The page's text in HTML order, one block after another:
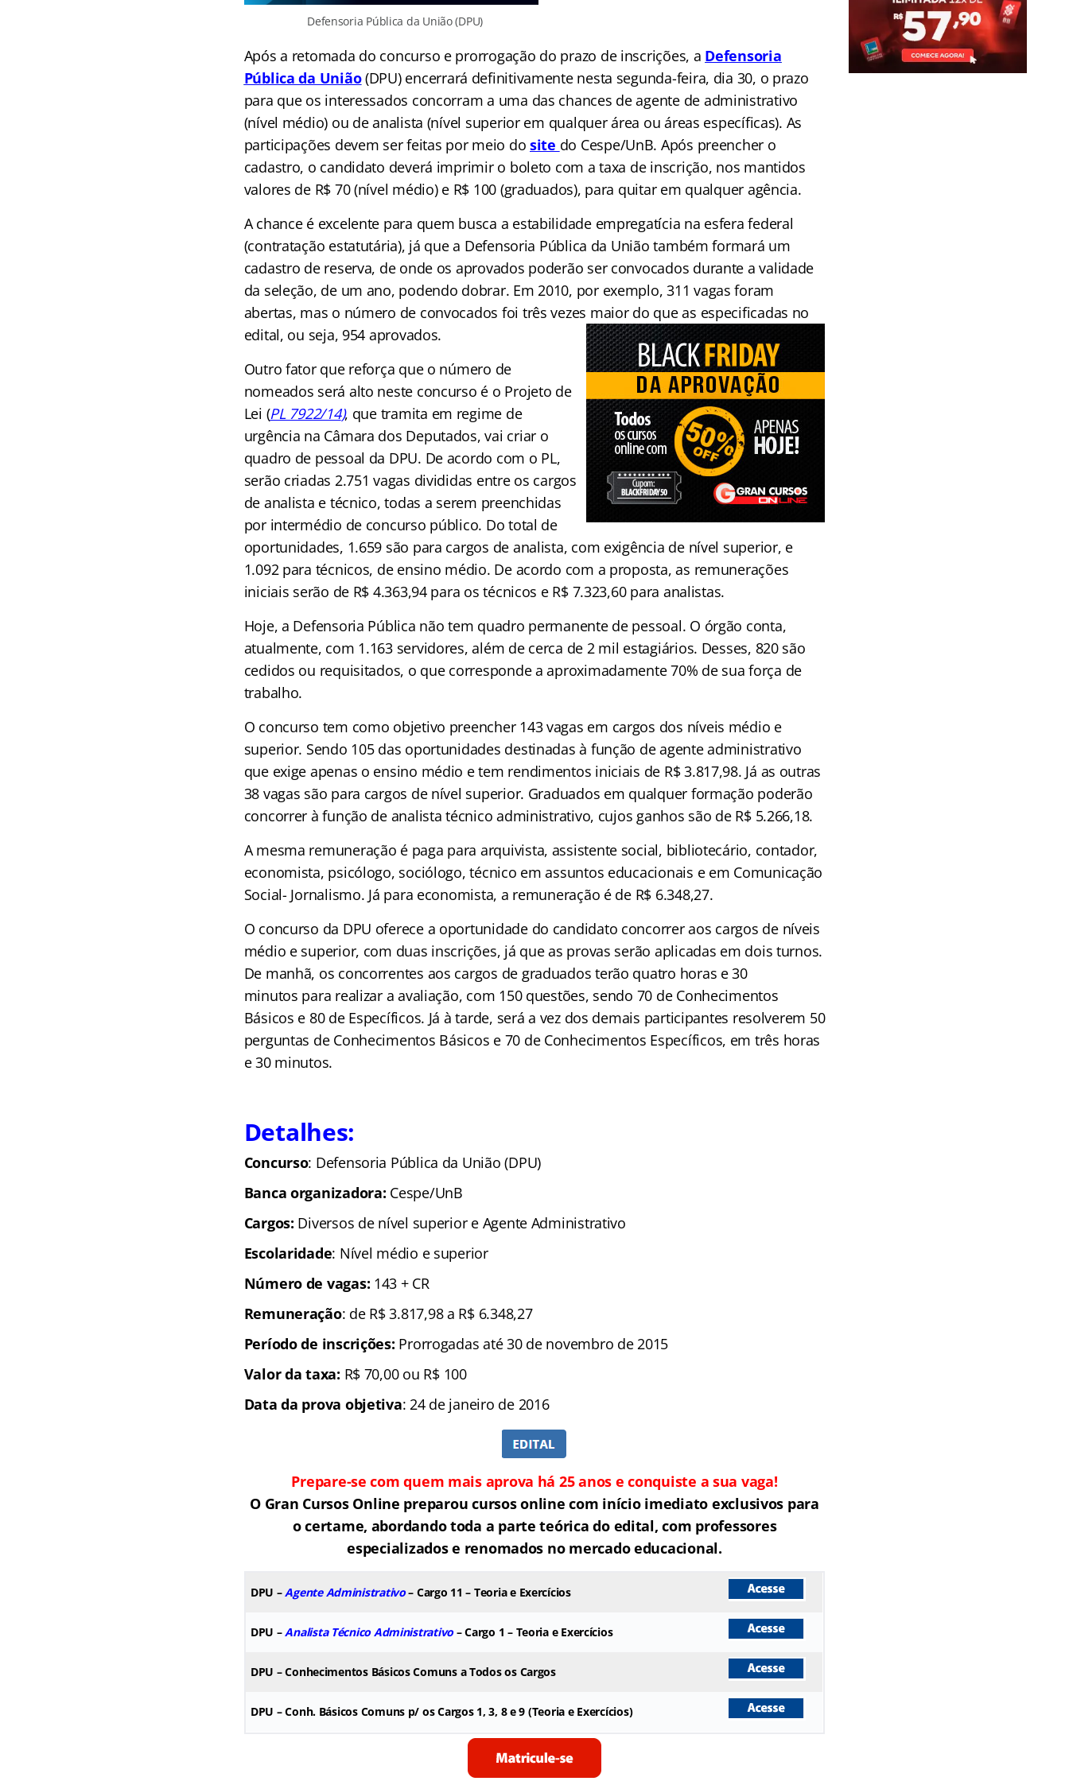
Defensoria Pública da União (DPU)
Após a retomada do concurso e prorrogação do prazo de inscrições, a Defensoria
Pública da União(DPU) encerrará definitivamente nesta segunda-feira, dia 30, o prazo
para que os interessados concorram a uma das chances de agente de administrativo
(nível médio) ou de analista (nível superior em qualquer área ou áreas específicas). As
participações devem ser feitas por meio do site do Cespe/UnB. Após preencher o
cadastro, o candidato deverá imprimir o boleto com a taxa de inscrição, nos mantidos
valores de R$ 70 (nível médio) e R$ 100 (graduados), para quitar em qualquer agência.
A chance é excelente para quem busca a estabilidade empregatícia na esfera federal
(contratação estatutária), já que a Defensoria Pública da União também formará um
cadastro de reserva, de onde os aprovados poderão ser convocados durante a validade
da seleção, de um ano, podendo dobrar. Em 2010, por exemplo, 311 vagas foram
abertas, mas o número de convocados foi três vezes maior do que as especificadas no
edital, ou seja, 954 aprovados.
Outro fator que reforça que o número de
nomeados será alto neste concurso é o Projeto de
Lei (PL 7922/14), que tramita em regime de
urgência na Câmara dos Deputados, vai criar o
quadro de pessoal da DPU. De acordo com o PL,
serão criadas 2.751 vagas divididas entre os cargos
de analista e técnico, todas a serem preenchidas
por intermédio de concurso público. Do total de
oportunidades, 1.659 são para cargos de analista, com exigência de nível superior, e
1.092 para técnicos, de ensino médio. De acordo com a proposta, as remunerações
iniciais serão de R$ 4.363,94 para os técnicos e R$ 7.323,60 para analistas.
Hoje, a Defensoria Pública não tem quadro permanente de pessoal. O órgão conta,
atualmente, com 1.163 servidores, além de cerca de 2 mil estagiários. Desses, 820 são
cedidos ou requisitados, o que corresponde a aproximadamente 70% de sua força de
trabalho.
O concurso tem como objetivo preencher 143 vagas em cargos dos níveis médio e
superior. Sendo 105 das oportunidades destinadas à função de agente administrativo
que exige apenas o ensino médio e tem rendimentos iniciais de R$ 3.817,98. Já as outras
38 vagas são para cargos de nível superior. Graduados em qualquer formação poderão
concorrer à função de analista técnico administrativo, cujos ganhos são de R$ 5.266,18.
A mesma remuneração é paga para arquivista, assistente social, bibliotecário, contador,
economista, psicólogo, sociólogo, técnico em assuntos educacionais e em Comunicação
Social- Jornalismo. Já para economista, a remuneração é de R$ 6.348,27.
O concurso da DPU oferece a oportunidade do candidato concorrer aos cargos de níveis
médio e superior, com duas inscrições, já que as provas serão aplicadas em dois turnos.
De manhã, os concorrentes aos cargos de graduados terão quatro horas e 30
minutos para realizar a avaliação, com 150 questões, sendo 70 de Conhecimentos
Básicos e 80 de Específicos. Já à tarde, será a vez dos demais participantes resolverem 50
perguntas de Conhecimentos Básicos e 70 de Conhecimentos Específicos, em três horas
e 30 minutos.
Detalhes:
Concurso: Defensoria Pública da União (DPU)
Banca organizadora: Cespe/UnB
Cargos: Diversos de nível superior e Agente Administrativo
Escolaridade: Nível médio e superior
Número de vagas: 143 + CR
Remuneração: de R$ 3.817,98 a R$ 6.348,27
Período de inscrições: Prorrogadas até 30 de novembro de 2015
Valor da taxa: R$ 70,00 ou R$ 100
Data da prova objetiva: 24 de janeiro de 2016
Prepare-se com quem mais aprova há 25 anos e conquiste a sua vaga!
O Gran Cursos Online preparou cursos online com início imediato exclusivos para
o certame, abordando toda a parte teórica do edital, com professores
especializados e renomados no mercado educacional.
DPU –Agente Administrativo– Cargo 11 – Teoria e Exercícios
DPU –Analista Técnico Administrativo– Cargo 1 – Teoria e Exercícios
DPU – Conhecimentos Básicos Comuns a Todos os Cargos
DPU – Conh. Básicos Comuns p/ os Cargos 1, 3, 8 e 9 (Teoria e Exercícios)